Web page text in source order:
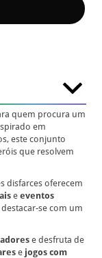
quem procura um
em
este conjunto
que resolvem
disfarces oferecem
eeventos
se com um
e desfruta de
e jogos com